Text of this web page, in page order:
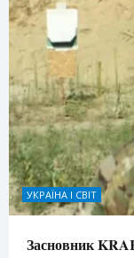
УКРАЇНА І СВІТ
Засновник